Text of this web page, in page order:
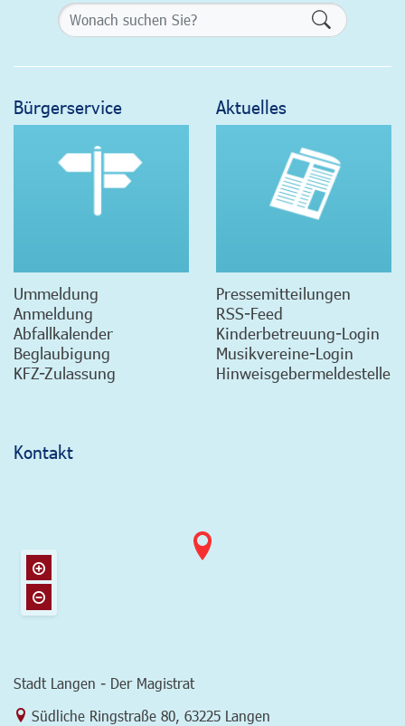
Bürgerservice
Ummeldung
Anmeldung
Abfallkalender
Beglaubigung
KFZ-Zulassung
Aktuelles
Pressemitteilungen
RSS-Feed
Kinderbetreuung-Login
Musikvereine-Login
Hinweisgebermeldestelle
Kontakt
Stadt Langen - Der Magistrat
Link zur Google-Maps Navigation
Südliche Ringstraße 80, 63225 Langen